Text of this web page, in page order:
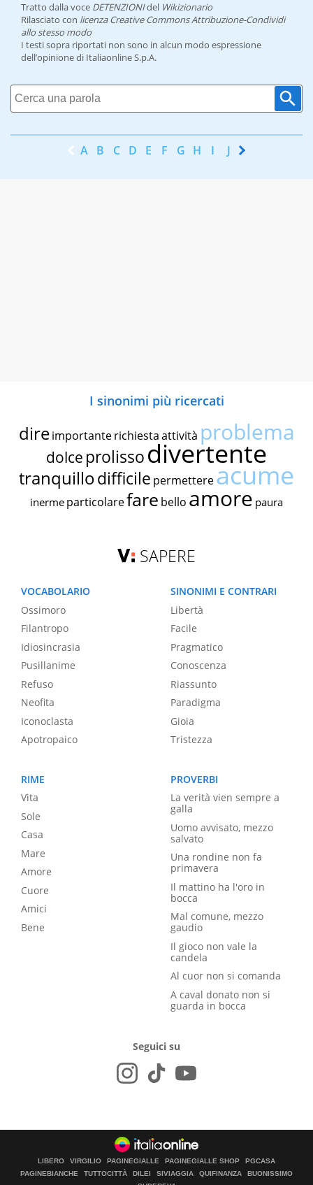
Tratto dalla voce DETENZIONIdel Wikizionario
Rilasciato con licenza Creative Commons Attribuzione-Condividi
allo stesso modo
I testi sopra riportati non sono in alcun modo espressione
dell’opinione di Italiaonline S.p.A.
A B C D E F G H I J K
I sinonimi più ricercati
dire importante richiestaattività problema
dolce prolissodivertente
tranquillodifficile permettereacume
inerme particolarefare bello amore paura
SAPERE
VOCABOLARIO
Ossimoro
Filantropo
Idiosincrasia
Pusillanime
Refuso
Neofita
Iconoclasta
Apotropaico
SINONIMI E CONTRARI
Libertà
Facile
Pragmatico
Conoscenza
Riassunto
Paradigma
Gioia
Tristezza
RIME
Vita
Sole
Casa
Mare
Amore
Cuore
Amici
Bene
PROVERBI
La verità vien sempre a
galla
Uomo avvisato, mezzo
salvato
Una rondine non fa
primavera
Il mattino ha l'oro in
bocca
Mal comune, mezzo
gaudio
Il gioco non vale la
candela
Al cuor non si comanda
A caval donato non si
guarda in bocca
Seguici su
LIBERO VIRGILIO PAGINEGIALLE PAGINEGIALLE SHOP
PGCASA
PAGINEBIANCHE
TUTTOCITTÀ DILEI SIVIAGGIA QUIFINANZA
BUONISSIMO